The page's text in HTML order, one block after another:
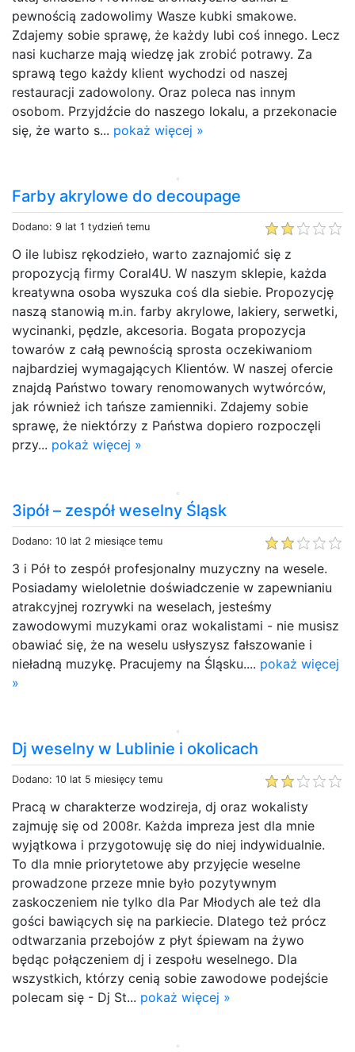
pewnością zadowolimy Wasze kubki smakowe.
Zdajemy sobie sprawę, że każdy lubi coś innego. Lecz
nasi kucharze mają wiedzę jak zrobić potrawy. Za
sprawą tego każdy klient wychodzi od naszej
restauracji zadowolony. Oraz poleca nas innym
osobom. Przyjdźcie do naszego lokalu, a przekonacie
się, że warto s... pokaż więcej »
Farby akrylowe do decoupage
Dodano: 9 lat 1 tydzień temu
O ile lubisz rękodzieło, warto zaznajomić się z
propozycją firmy Coral4U. W naszym sklepie, każda
kreatywna osoba wyszuka coś dla siebie. Propozycję
naszą stanowią m.in. farby akrylowe, lakiery, serwetki,
wycinanki, pędzle, akcesoria. Bogata propozycja
towarów z całą pewnością sprosta oczekiwaniom
najbardziej wymagających Klientów. W naszej ofercie
znajdą Państwo towary renomowanych wytwórców,
jak również ich tańsze zamienniki. Zdajemy sobie
sprawę, że niektórzy z Państwa dopiero rozpoczęli
przy... pokaż więcej »
3ipół – zespół weselny Śląsk
Dodano: 10 lat 2 miesiące temu
3 i Pół to zespół profesjonalny muzyczny na wesele.
Posiadamy wieloletnie doświadczenie w zapewnianiu
atrakcyjnej rozrywki na weselach, jesteśmy
zawodowymi muzykami oraz wokalistami - nie musisz
obawiać się, że na weselu usłyszysz fałszowanie i
nieładną muzykę. Pracujemy na Śląsku.... pokaż więcej
»
Dj weselny w Lublinie i okolicach
Dodano: 10 lat 5 miesięcy temu
Pracą w charakterze wodzireja, dj oraz wokalisty
zajmuję się od 2008r. Każda impreza jest dla mnie
wyjątkowa i przygotowuję się do niej indywidualnie.
To dla mnie priorytetowe aby przyjęcie weselne
prowadzone przeze mnie było pozytywnym
zaskoczeniem nie tylko dla Par Młodych ale też dla
gości bawiących się na parkiecie. Dlatego też prócz
odtwarzania przebojów z płyt śpiewam na żywo
będąc połączeniem dj i zespołu weselnego. Dla
wszystkich, którzy cenią sobie zawodowe podejście
polecam się - Dj St... pokaż więcej »